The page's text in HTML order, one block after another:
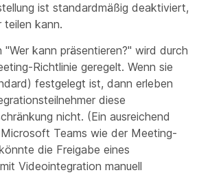
ist standardmäßig deaktiviert,
teilen kann.
"Wer kann präsentieren?" wird durch
Richtlinie geregelt. Wenn sie
festgelegt ist, dann erleben
diese
nicht. (Ein ausreichend
Teams wie der Meeting-
die Freigabe eines
Videointegration manuell